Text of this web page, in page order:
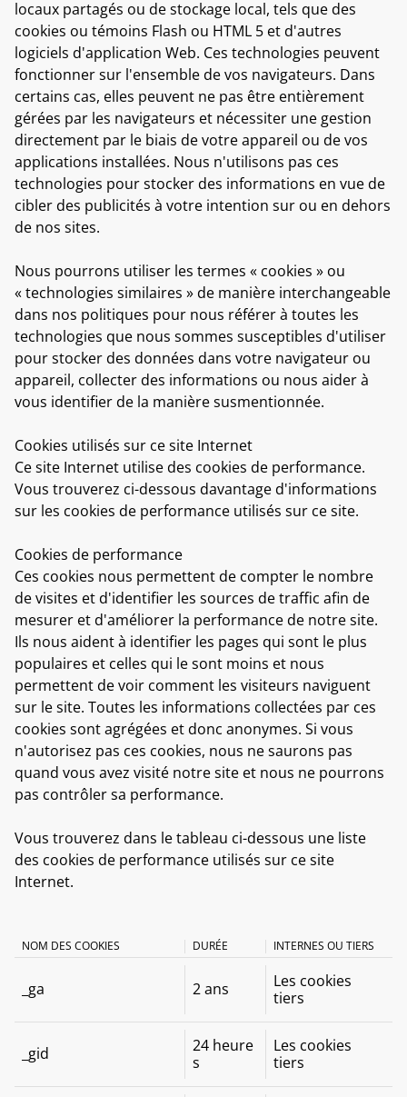
locaux partagés ou de stockage local, tels que des
cookies ou témoins Flash ou HTML 5 et d'autres
logiciels d'application Web. Ces technologies peuvent
fonctionner sur l'ensemble de vos navigateurs. Dans
certains cas, elles peuvent ne pas être entièrement
gérées par les navigateurs et nécessiter une gestion
directement par le biais de votre appareil ou de vos
applications installées. Nous n'utilisons pas ces
technologies pour stocker des informations en vue de
cibler des publicités à votre intention sur ou en dehors
de nos sites.
Nous pourrons utiliser les termes « cookies » ou
« technologies similaires » de manière interchangeable
dans nos politiques pour nous référer à toutes les
technologies que nous sommes susceptibles d'utiliser
pour stocker des données dans votre navigateur ou
appareil, collecter des informations ou nous aider à
vous identifier de la manière susmentionnée.
Cookies utilisés sur ce site Internet
Ce site Internet utilise des cookies de performance.
Vous trouverez ci-dessous davantage d'informations
sur les cookies de performance utilisés sur ce site.
Cookies de performance
Ces cookies nous permettent de compter le nombre
de visites et d'identifier les sources de traffic afin de
mesurer et d'améliorer la performance de notre site.
Ils nous aident à identifier les pages qui sont le plus
populaires et celles qui le sont moins et nous
permettent de voir comment les visiteurs naviguent
sur le site. Toutes les informations collectées par ces
cookies sont agrégées et donc anonymes. Si vous
n'autorisez pas ces cookies, nous ne saurons pas
quand vous avez visité notre site et nous ne pourrons
pas contrôler sa performance.
Vous trouverez dans le tableau ci-dessous une liste
des cookies de performance utilisés sur ce site
Internet.
NOM DES COOKIES DURÉE INTERNES OU TIERS
_ga 2 ans
Les cookies
tiers
_gid
24 heure
s
Les cookies
tiers